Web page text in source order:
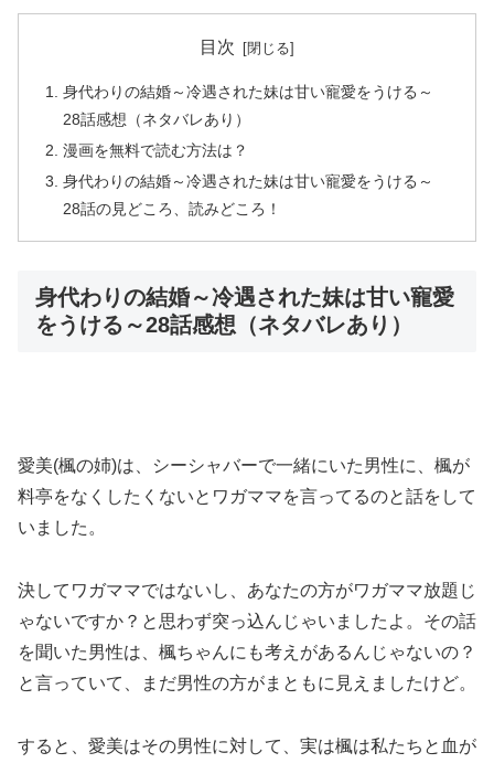
目次
身代わりの結婚～冷遇された妹は甘い寵愛をうける～
28話感想（ネタバレあり）
漫画を無料で読む方法は？
身代わりの結婚～冷遇された妹は甘い寵愛をうける～
28話の見どころ、読みどころ！
身代わりの結婚～冷遇された妹は甘い寵愛
をうける～28話感想（ネタバレあり）
愛美(楓の姉)は、シーシャバーで一緒にいた男性に、楓が
料亭をなくしたくないとワガママを言ってるのと話をして
いました。
決してワガママではないし、あなたの方がワガママ放題じ
ゃないですか？と思わず突っ込んじゃいましたよ。その話
を聞いた男性は、楓ちゃんにも考えがあるんじゃないの？
と言っていて、まだ男性の方がまともに見えましたけど。
すると、愛美はその男性に対して、実は楓は私たちと血が